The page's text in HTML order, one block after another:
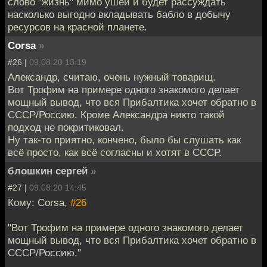
насколько выгодно вкладывать бабло в добычу
ресурсов на красной планете.
Corsa »
#26 | 09.08.20 13:19
Александр, считаю, очень нужный товарищ.
Вот Трофим на примере одного знакомого делает
мощный вывод, что вся Прибалтика хочет обратно в
СССР/Россию. Кроме Александра никто такой
подход не покритиковал.
Ну так-то приятно, кончено, было бы слушать как
всё просто, как всё согласны и хотят в СССР.
блошкин сергей »
#27 | 09.08.20 14:45
Кому: Corsa, #26
"Вот Трофим на примере одного знакомого делает
мощный вывод, что вся Прибалтика хочет обратно в
СССР/Россию."